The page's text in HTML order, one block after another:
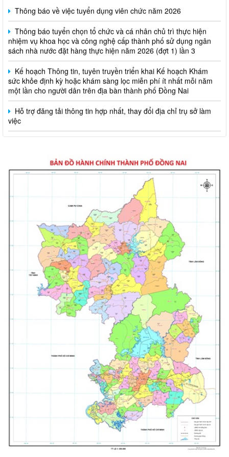
Thông báo tuyển chọn tổ chức và cá nhân chủ trì thực hiện
nhiệm vụ khoa học và công nghệ cấp thành phố sử dụng ngân
sách nhà nước đặt hàng thực hiện năm 2026 (đợt 1) lần 3
Kế hoạch Thông tin, tuyên truyền triển khai Kế hoạch Khám
sức khỏe định kỳ hoặc khám sàng lọc miễn phí ít nhất mỗi năm
một lần cho người dân trên địa bàn thành phố Đồng Nai
Hỗ trợ đăng tải thông tin hợp nhất, thay đổi địa chỉ trụ sở làm
Công khai thông tin vi phạm pháp luật trong lĩnh vực đất đai, tại
phường Hố Nai